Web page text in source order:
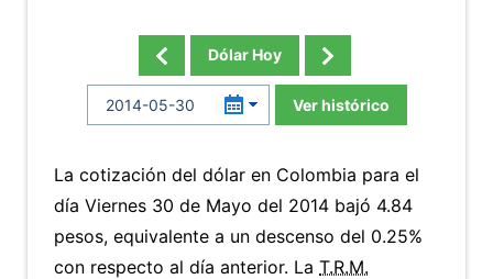
Dólar Hoy
Ver histórico
La cotización del dólar en Colombia para el
día Viernes 30 de Mayo del 2014 bajó 4.84
pesos, equivalente a un descenso del 0.25%
con respecto al día anterior. La T.R.M.